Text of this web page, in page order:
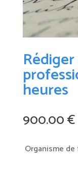
heures
900.00€
Organisme